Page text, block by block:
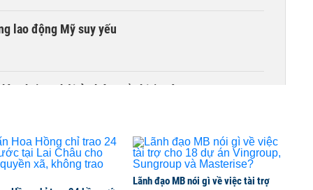
lao động Mỹ suy yếu
thấy cơ hội ở nhóm cổ phiếu nào?
phiếu với tỷ lệ 1:1 để tăng thanh khoản
Lãnh đạo MB nói gì về việc tài trợ